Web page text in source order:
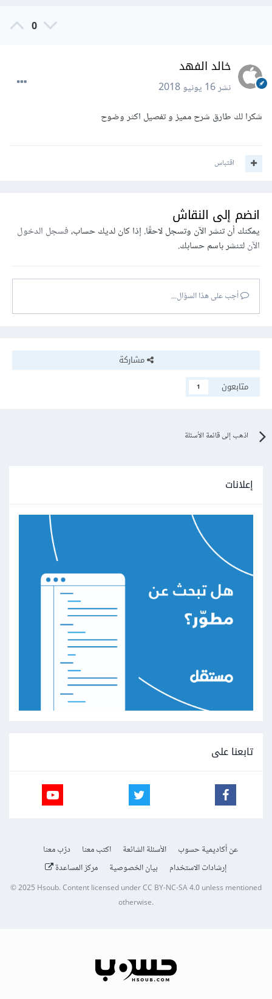
0
خالد الفهد
نشر16 يونيو 2018
شكرا لك طارق شرح مميز و تفصيل اكثر وضوح
اقتباس
انضم إلى النقاش
يمكنك أن تنشر الآن وتسجل لاحقًا. إذا كان لديك حساب،فسجل الدخول
الآنلتنشر باسم حسابك.
أجب على هذا السؤال...
مشاركة
متابعون
1
اذهب إلى قائمة الأسئلة
إعلانات
تابعنا على
عن أكاديمية حسوب الأسئلة الشائعة اكتب معنا
درّب معنا
إرشادات الاستخدام
بيان الخصوصية مركز المساعدة
© 2025Hsoub.Content licensed underCC BY-NC-SA 4.0unless mentioned
otherwise.